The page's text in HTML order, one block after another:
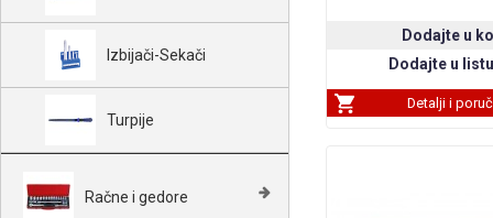
Izbijači-Sekači
Turpije
Račne i gedore
Detalji i